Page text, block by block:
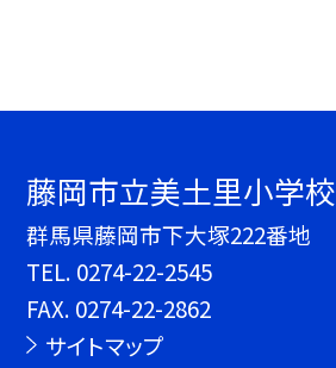
藤岡市立美土里小学校
群馬県藤岡市下大塚222番地
TEL. 0274-22-2545
FAX. 0274-22-2862
サイトマップ